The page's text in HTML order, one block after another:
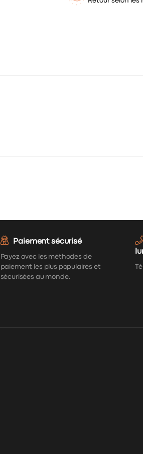
Paiement sécurisé
Payez avec les méthodes de
paiement les plus populaires et
sécurisées au monde.